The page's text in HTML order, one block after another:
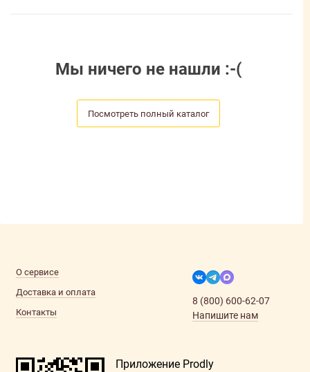
Мы ничего не нашли :-(
Посмотреть полный каталог
О сервисе
Доставка и оплата
Контакты
8 (800) 600-62-07
Напишите нам
Приложение Prodly